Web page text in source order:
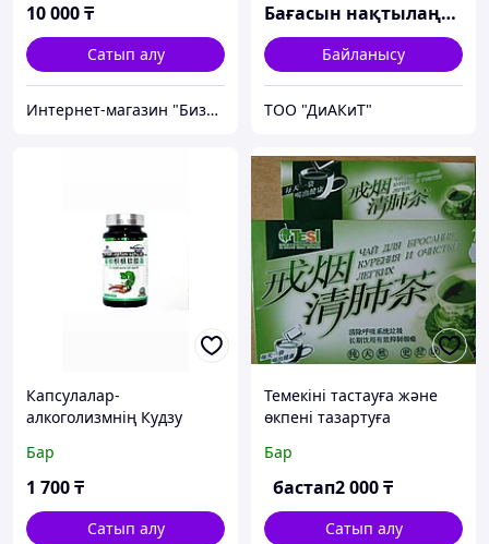
10 000₸
Сатып алу
Интернет-магазин "Бизон" - территория выгодных приобретений
Бағасын нақтылаңыз
Байланысу
ТОО "ДиАКиТ"
Капсулалар-
алкоголизмнің Кудзу
Бар
1 700₸
Сатып алу
Темекіні тастауға және
өкпені тазартуға
Бар
бастап2 000₸
Сатып алу